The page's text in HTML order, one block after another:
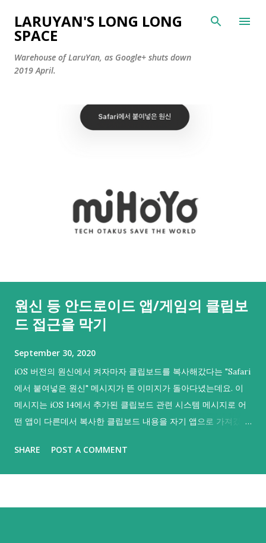
Skip to main content
LARUYAN'S LONG LONG
SPACE
Warehouse of LaruYan, as Google+ shuts down
2019 April.
원신 등 안드로이드 앱/게임의 클립보
드 접근을 막기
September 30, 2020
iOS 버전의 원신에서 켜자마자 클립보드를 복사해갔다는 "Safari
에서 붙여넣은 원신" 메시지가 뜬 이미지가 돌아다녔는데요. 이
메시지는 iOS 14에서 추가된 클립보드 관련 시스템 메시지로 어
떤 앱이 다른데서 복사한 클립보드 내용을 자기 앱으로 가져갔음
여러 앱에서 클립보드를 복사해갔다는 것이 들통나 시끄러웠기
SHARE POST A COMMENT